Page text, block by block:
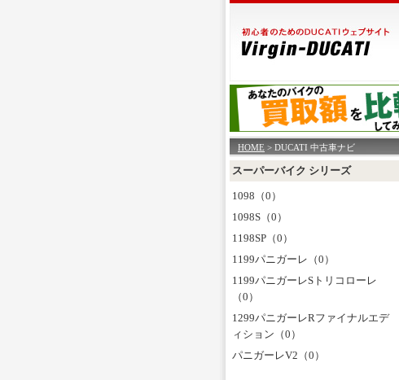
HOME > DUCATI 中古車ナビ
スーパーバイク シリーズ
1098（0）
1098S（0）
1198SP（0）
1199パニガーレ（0）
1199パニガーレSトリコローレ
（0）
1299パニガーレRファイナルエデ
ィション（0）
パニガーレV2（0）